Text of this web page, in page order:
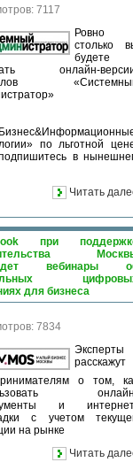
7117
Ровно
столько
будете
онлайн-
по льготной
в
Читать
при
вебинары
для бизнеса
7834
Эксперты
расскажут
о том,
и
с учетом
на рынке
Читать